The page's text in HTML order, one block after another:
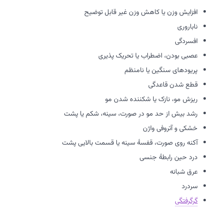
افزایش وزن یا کاهش وزن غیر قابل توضیح
ناباروری
افسردگی
عصبی بودن، اضطراب یا تحریک پذیری
پریودهای سنگین یا نامنظم
قطع شدن قاعدگی
ریزش مو، نازک یا شکننده شدن مو
رشد بیش از حد مو در صورت، سینه، شکم یا پشت
خشکی و آتروفی واژن
آکنه روی صورت، قفسۀ سینه یا قسمت بالایی پشت
درد حین رابطۀ جنسی
عرق شبانه
سردرد
گرگرفتگی